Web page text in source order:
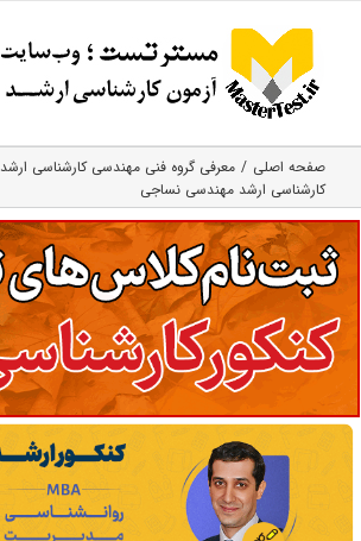
content
صفحه اصلی
معرفی گروه فنی مهندسی کارشناسی ارشد
کارشناسی ارشد مهندسی نساجی